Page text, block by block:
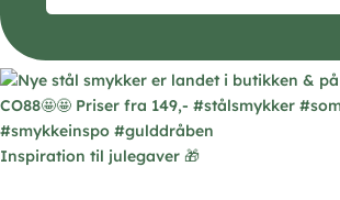
Inspiration til julegaver 🎁